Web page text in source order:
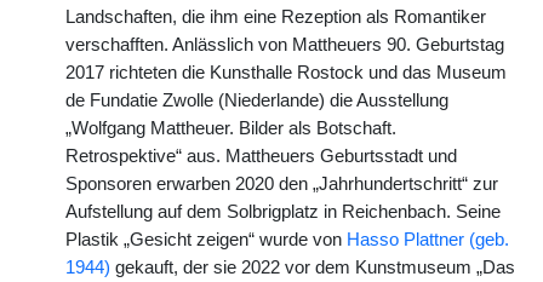
Landschaften, die ihm eine Rezeption als Romantiker
verschafften. Anlässlich von Mattheuers 90. Geburtstag
2017 richteten die Kunsthalle Rostock und das Museum
de Fundatie Zwolle (Niederlande) die Ausstellung
„Wolfgang Mattheuer. Bilder als Botschaft.
Retrospektive“ aus. Mattheuers Geburtsstadt und
Sponsoren erwarben 2020 den „Jahrhundertschritt“ zur
Aufstellung auf dem Solbrigplatz in Reichenbach. Seine
Plastik „Gesicht zeigen“ wurde von Hasso Plattner (geb.
1944) gekauft, der sie 2022 vor dem Kunstmuseum „Das